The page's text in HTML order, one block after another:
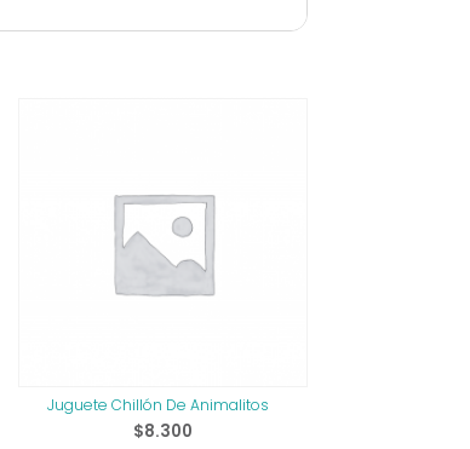
Juguete Chillón De Animalitos
$8.300